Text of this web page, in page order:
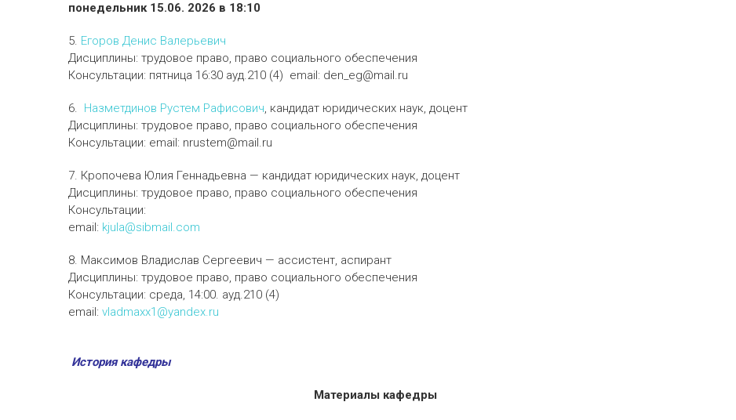
понедельник 15.06. 2026 в 18:10
5. Егоров Денис Валерьевич
Дисциплины: трудовое право, право социального обеспечения
Консультации: пятница 16:30 ауд.210 (4) email: den_eg@mail.ru
6. Назметдинов Рустем Рафисович, кандидат юридических наук, доцент
Дисциплины: трудовое право, право социального обеспечения
Консультации: email: nrustem@mail.ru
7. Кропочева Юлия Геннадьевна — кандидат юридических наук, доцент
Дисциплины: трудовое право, право социального обеспечения
Консультации:
email: kjula@sibmail.com
8. Максимов Владислав Сергеевич — ассистент, аспирант
Дисциплины: трудовое право, право социального обеспечения
Консультации: среда, 14:00. ауд.210 (4)
email: vladmaxx1@yandex.ru
История кафедры
Материалы кафедры